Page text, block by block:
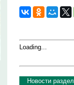
Loading...
Новости